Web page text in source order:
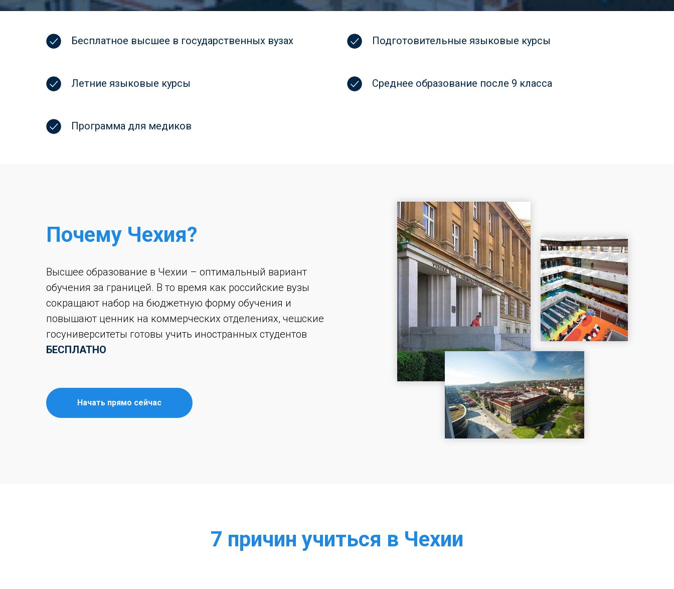
Бесплатное высшее в государственных вузах Подготовительные языковые курсы
Летние языковые курсы Среднее образование после 9 класса
Программа для медиков
Почему Чехия?
Высшее образование в Чехии – оптимальный вариант
обучения за границей. В то время как российские вузы
сокращают набор на бюджетную форму обучения и
повышают ценник на коммерческих отделениях, чешские
госуниверситеты готовы учить иностранных студентов
БЕСПЛАТНО
Начать прямо сейчас
7 причин учиться в Чехии